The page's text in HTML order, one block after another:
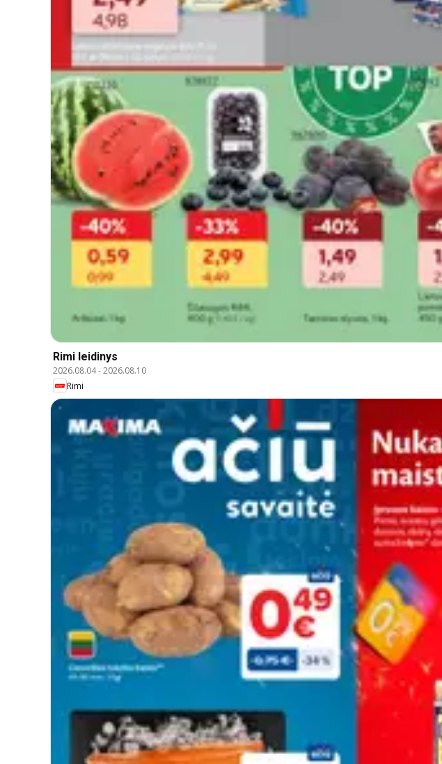
Rimi leidinys
2026.08.04-2026.08.10
Rimi